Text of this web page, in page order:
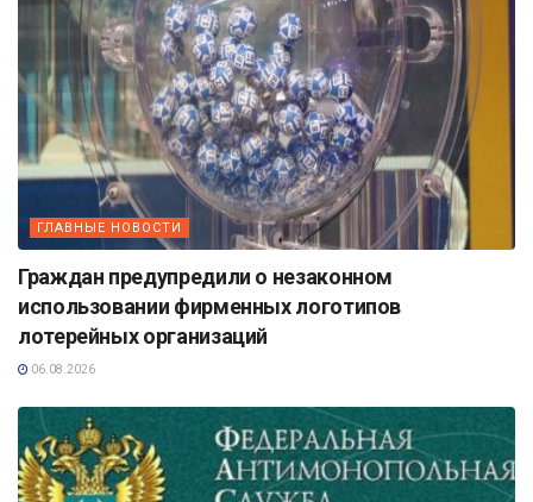
ГЛАВНЫЕ НОВОСТИ
Граждан предупредили о незаконном
использовании фирменных логотипов
лотерейных организаций
06.08.2026